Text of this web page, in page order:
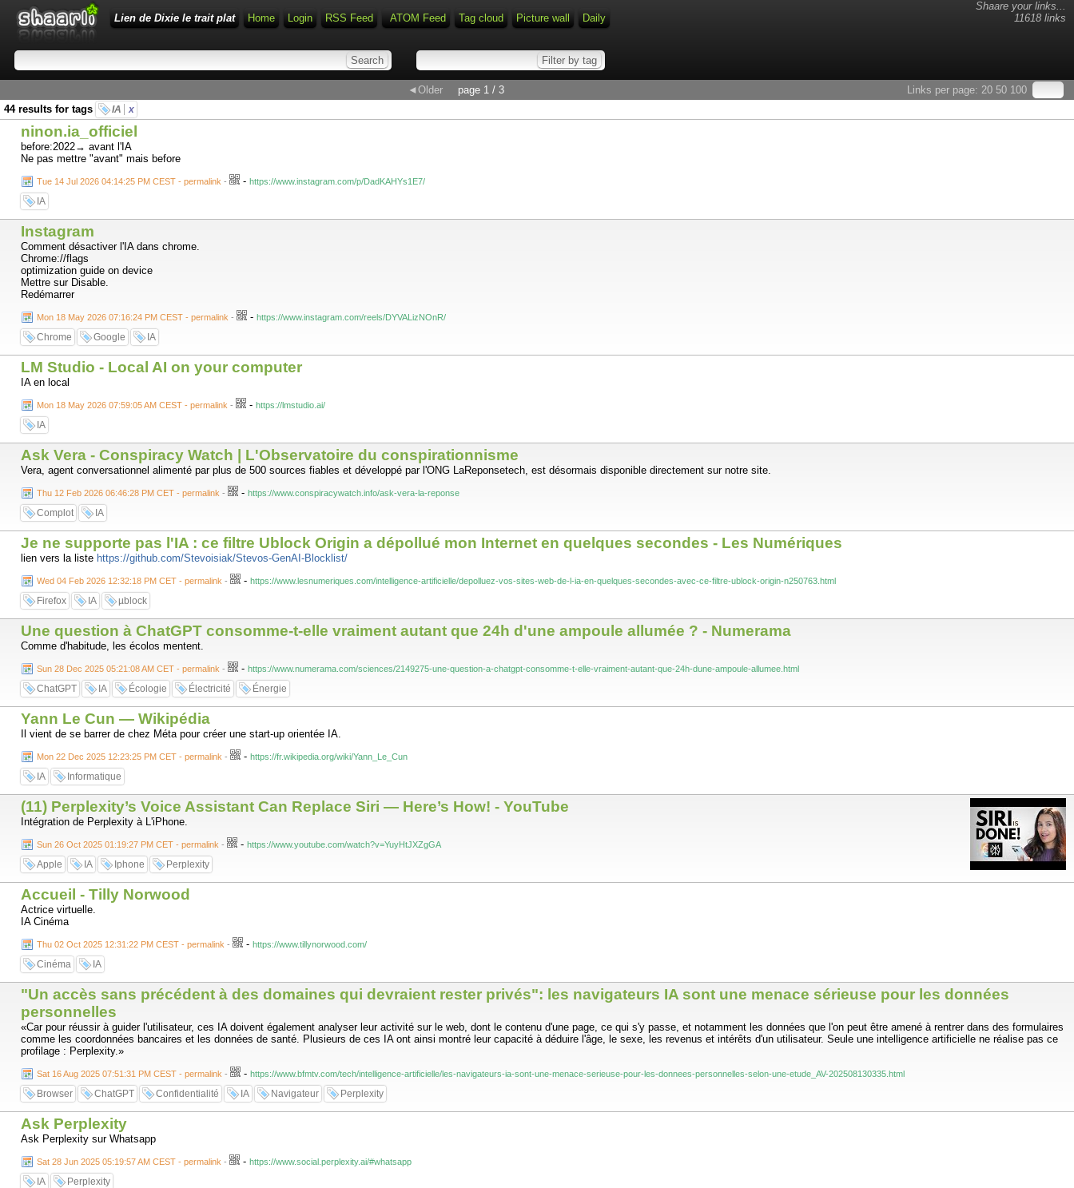
Shaare your links...
11618 links
Lien de Dixie le trait plat Home Login RSS Feed ATOM Feed Tag cloud Picture wall Daily
Links per page: 20 50 100
◄Older
page 1 / 3
44 results for tags
IA x
ninon.ia_officiel
before:2022→ avant l'IA
Ne pas mettre "avant" mais before
Tue 14 Jul 2026 04:14:25 PM CEST - permalink - - https://www.instagram.com/p/DadKAHYs1E7/
IA
Instagram
Comment désactiver l'IA dans chrome.
Chrome://flags
optimization guide on device
Mettre sur Disable.
Redémarrer
Mon 18 May 2026 07:16:24 PM CEST - permalink - - https://www.instagram.com/reels/DYVALizNOnR/
Chrome Google IA
LM Studio - Local AI on your computer
IA en local
Mon 18 May 2026 07:59:05 AM CEST - permalink - - https://lmstudio.ai/
IA
Ask Vera - Conspiracy Watch | L'Observatoire du conspirationnisme
Vera, agent conversationnel alimenté par plus de 500 sources fiables et développé par l'ONG LaReponsetech, est désormais disponible directement sur notre site.
Thu 12 Feb 2026 06:46:28 PM CET - permalink - - https://www.conspiracywatch.info/ask-vera-la-reponse
Complot IA
Je ne supporte pas l'IA : ce filtre Ublock Origin a dépollué mon Internet en quelques secondes - Les Numériques
lien vers la liste https://github.com/Stevoisiak/Stevos-GenAI-Blocklist/
Wed 04 Feb 2026 12:32:18 PM CET - permalink - - https://www.lesnumeriques.com/intelligence-artificielle/depolluez-vos-sites-web-de-l-ia-en-quelques-secondes-avec-ce-filtre-ublock-origin-n250763.html
Firefox IA µblock
Une question à ChatGPT consomme-t-elle vraiment autant que 24h d'une ampoule allumée ? - Numerama
Comme d'habitude, les écolos mentent.
Sun 28 Dec 2025 05:21:08 AM CET - permalink - - https://www.numerama.com/sciences/2149275-une-question-a-chatgpt-consomme-t-elle-vraiment-autant-que-24h-dune-ampoule-allumee.html
ChatGPT IA Écologie Électricité Énergie
Yann Le Cun — Wikipédia
Il vient de se barrer de chez Méta pour créer une start-up orientée IA.
Mon 22 Dec 2025 12:23:25 PM CET - permalink - - https://fr.wikipedia.org/wiki/Yann_Le_Cun
IA Informatique
(11) Perplexity’s Voice Assistant Can Replace Siri — Here’s How! - YouTube
Intégration de Perplexity à L'iPhone.
Sun 26 Oct 2025 01:19:27 PM CET - permalink - - https://www.youtube.com/watch?v=YuyHtJXZgGA
Apple IA Iphone Perplexity
Accueil - Tilly Norwood
Actrice virtuelle.
IA Cinéma
Thu 02 Oct 2025 12:31:22 PM CEST - permalink - - https://www.tillynorwood.com/
Cinéma IA
"Un accès sans précédent à des domaines qui devraient rester privés": les navigateurs IA sont une menace sérieuse pour les données
personnelles
«Car pour réussir à guider l'utilisateur, ces IA doivent également analyser leur activité sur le web, dont le contenu d'une page, ce qui s'y passe, et notamment les données que l'on peut être amené à rentrer dans des formulaires
comme les coordonnées bancaires et les données de santé. Plusieurs de ces IA ont ainsi montré leur capacité à déduire l'âge, le sexe, les revenus et intérêts d'un utilisateur. Seule une intelligence artificielle ne réalise pas ce
profilage : Perplexity.»
Sat 16 Aug 2025 07:51:31 PM CEST - permalink - - https://www.bfmtv.com/tech/intelligence-artificielle/les-navigateurs-ia-sont-une-menace-serieuse-pour-les-donnees-personnelles-selon-une-etude_AV-202508130335.html
Browser ChatGPT Confidentialité IA Navigateur Perplexity
Ask Perplexity
Ask Perplexity sur Whatsapp
Sat 28 Jun 2025 05:19:57 AM CEST - permalink - - https://www.social.perplexity.ai/#whatsapp
IA Perplexity